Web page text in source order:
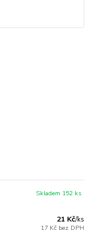
21 Kč/ks
17 Kč bez DPH
Skladem 152 ks